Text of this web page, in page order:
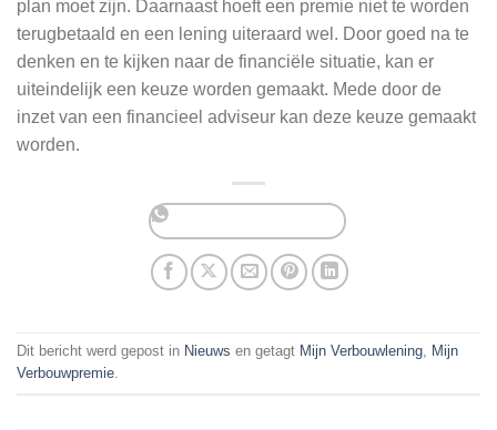
plan moet zijn. Daarnaast hoeft een premie niet te worden
terugbetaald en een lening uiteraard wel. Door goed na te
denken en te kijken naar de financiële situatie, kan er
uiteindelijk een keuze worden gemaakt. Mede door de
inzet van een financieel adviseur kan deze keuze gemaakt
worden.
Dit bericht werd gepost in Nieuws en getagt Mijn Verbouwlening
Mijn
Verbouwpremie